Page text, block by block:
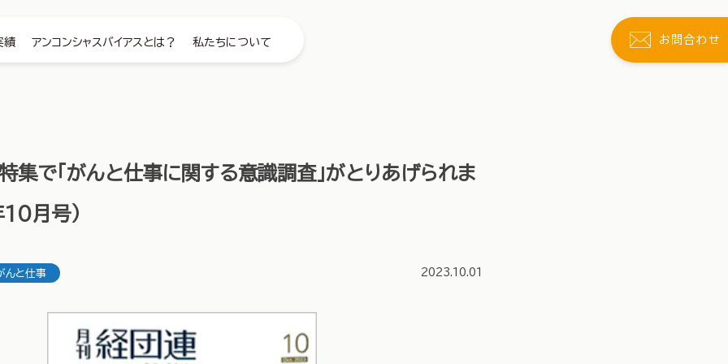
績 アンコンシャスバイアスとは？ 私たちについて お問合わせ
特集で「がんと仕事に関する意識調査」がとりあげられま
月号）
んと仕事 2023.10.01